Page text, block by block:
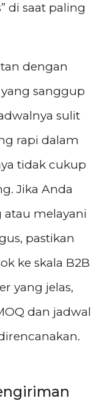
di saat paling
dengan
sanggup
sulit
rapi dalam
tidak cukup
Jika Anda
atau melayani
pastikan
ke skala B2B
yang jelas,
dan jadwal